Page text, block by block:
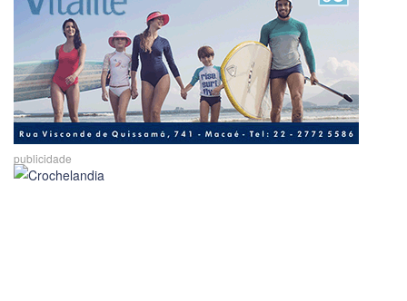
publicidade